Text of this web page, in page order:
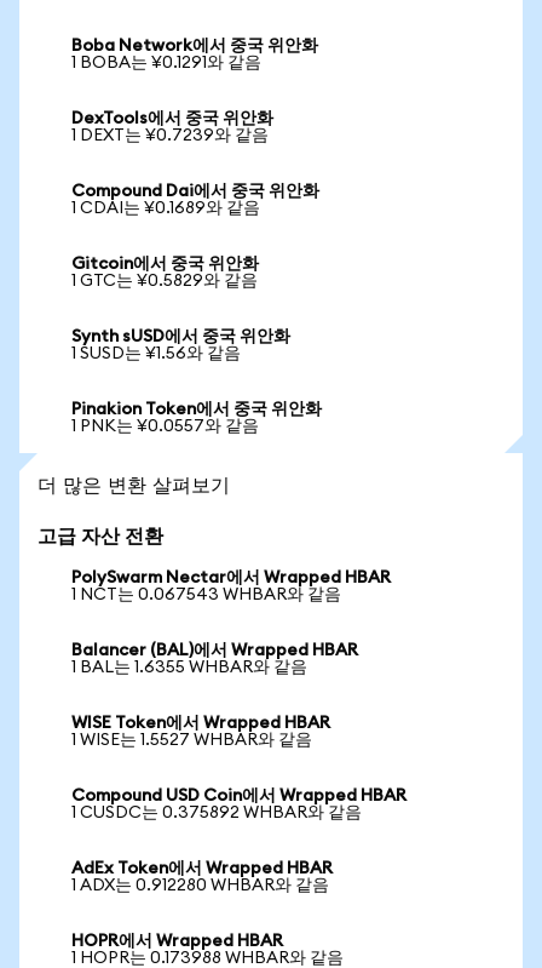
Boba Network에서 중국 위안화
1 BOBA는 ¥0.1291와 같음
DexTools에서 중국 위안화
1 DEXT는 ¥0.7239와 같음
Compound Dai에서 중국 위안화
1 CDAI는 ¥0.1689와 같음
Gitcoin에서 중국 위안화
1 GTC는 ¥0.5829와 같음
Synth sUSD에서 중국 위안화
1 SUSD는 ¥1.56와 같음
Pinakion Token에서 중국 위안화
1 PNK는 ¥0.0557와 같음
더 많은 변환 살펴보기
고급 자산 전환
PolySwarm Nectar에서 Wrapped HBAR
1 NCT는 0.067543 WHBAR와 같음
Balancer (BAL)에서 Wrapped HBAR
1 BAL는 1.6355 WHBAR와 같음
WISE Token에서 Wrapped HBAR
1 WISE는 1.5527 WHBAR와 같음
Compound USD Coin에서 Wrapped HBAR
1 CUSDC는 0.375892 WHBAR와 같음
AdEx Token에서 Wrapped HBAR
1 ADX는 0.912280 WHBAR와 같음
HOPR에서 Wrapped HBAR
1 HOPR는 0.173988 WHBAR와 같음